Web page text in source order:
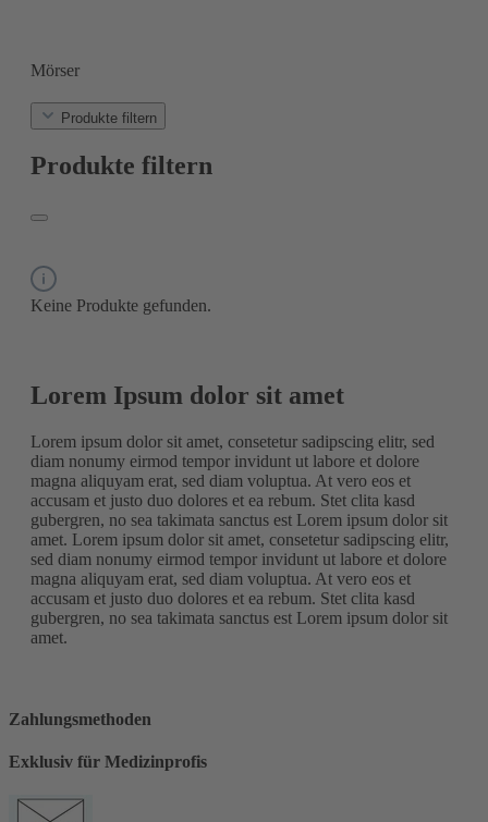
Mörser
Produkte filtern
Produkte filtern
Keine Produkte gefunden.
Lorem Ipsum dolor sit amet
Lorem ipsum dolor sit amet, consetetur sadipscing elitr, sed
diam nonumy eirmod tempor invidunt ut labore et dolore
magna aliquyam erat, sed diam voluptua. At vero eos et
accusam et justo duo dolores et ea rebum. Stet clita kasd
gubergren, no sea takimata sanctus est Lorem ipsum dolor sit
amet. Lorem ipsum dolor sit amet, consetetur sadipscing elitr,
sed diam nonumy eirmod tempor invidunt ut labore et dolore
magna aliquyam erat, sed diam voluptua. At vero eos et
accusam et justo duo dolores et ea rebum. Stet clita kasd
gubergren, no sea takimata sanctus est Lorem ipsum dolor sit
amet.
Zahlungsmethoden
Exklusiv für Medizinprofis